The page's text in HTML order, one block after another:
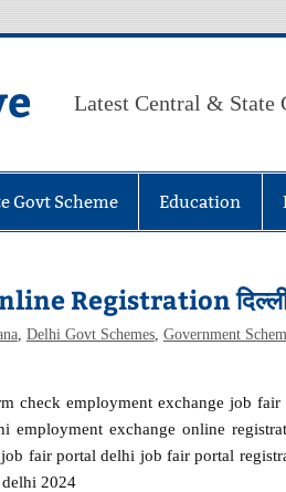
Latest Central & State
Govt Scheme Education
Registration दिल्ली
, Delhi Govt Schemes, Government
check employment exchange job fair
employment exchange online
fair portal delhi job fair portal
delhi 2024